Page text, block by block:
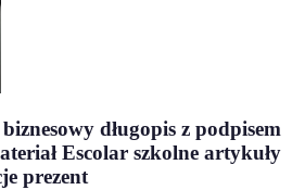
długopis z podpisem
Escolar szkolne artykuły
prezent